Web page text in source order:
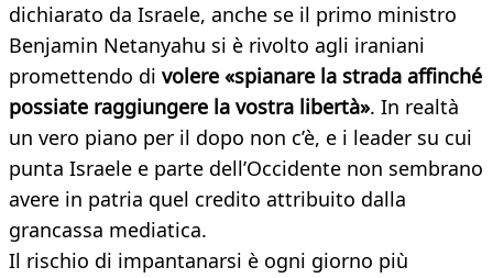
dichiarato da Israele, anche se il primo ministro
Benjamin Netanyahu si è rivolto agli iraniani
promettendo di volere «spianare la strada affinché
possiate raggiungere la vostra libertà». In realtà
un vero piano per il dopo non c’è, e i leader su cui
punta Israele e parte dell’Occidente non sembrano
avere in patria quel credito attribuito dalla
grancassa mediatica.
Il rischio di impantanarsi è ogni giorno più